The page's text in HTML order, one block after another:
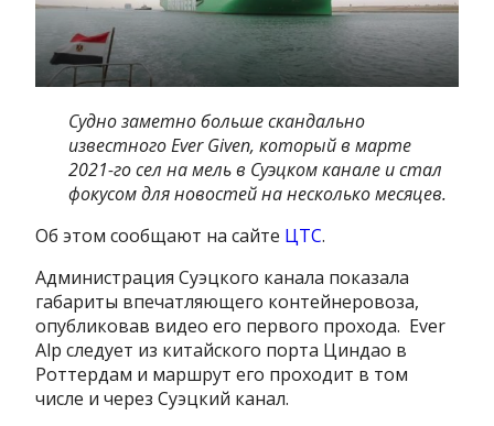
Судно заметно больше скандально
известного Ever Given, который в марте
2021-го сел на мель в Суэцком канале и стал
фокусом для новостей на несколько месяцев.
Об этом сообщают на сайте ЦТС.
Администрация Суэцкого канала показала
габариты впечатляющего контейнеровоза,
опубликовав видео его первого прохода. Ever
Alp следует из китайского порта Циндао в
Роттердам и маршрут его проходит в том
числе и через Суэцкий канал.